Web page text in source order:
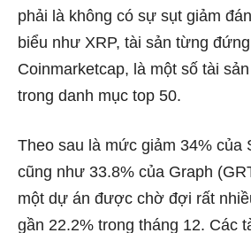
phải là không có sự sụt giảm
biểu như XRP, tài sản từng
Coinmarketcap, là một số tài
trong danh mục top 50.
Theo sau là mức giảm 34% của
cũng như 33.8% của Graph
một dự án được chờ đợi rất
gần 22.2% trong tháng 12. Các